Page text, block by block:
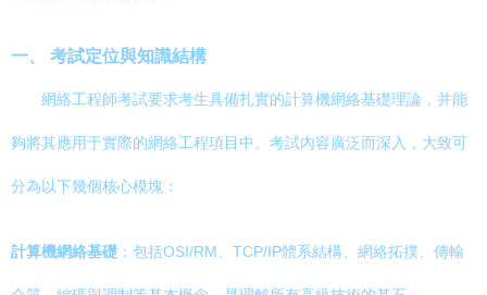
一、 考試定位與知識結構
網絡工程師考試要求考生具備扎實的計算機網絡基礎理論，并能
夠將其應用于實際的網絡工程項目中。考試內容廣泛而深入，大致可
分為以下幾個核心模塊：
計算機網絡基礎 ：包括OSI/RM、TCP/IP體系結構、網絡拓撲、傳輸